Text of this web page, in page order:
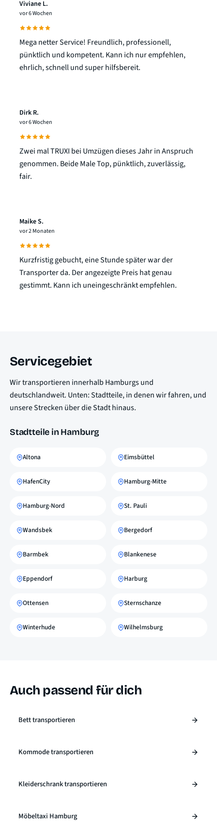
Viviane L.
vor 6 Wochen
Mega netter Service! Freundlich, professionell,
pünktlich und kompetent. Kann ich nur empfehlen,
ehrlich, schnell und super hilfsbereit.
Dirk R.
vor 6 Wochen
Zwei mal TRUXI bei Umzügen dieses Jahr in Anspruch
genommen. Beide Male Top, pünktlich, zuverlässig,
fair.
Maike S.
vor 2 Monaten
Kurzfristig gebucht, eine Stunde später war der
Transporter da. Der angezeigte Preis hat genau
gestimmt. Kann ich uneingeschränkt empfehlen.
Servicegebiet
Wir transportieren innerhalb Hamburgs und
deutschlandweit. Unten: Stadtteile, in denen wir fahren, und
unsere Strecken über die Stadt hinaus.
Stadtteile in Hamburg
Altona Eimsbüttel
HafenCity Hamburg-Mitte
Hamburg-Nord St. Pauli
Wandsbek Bergedorf
Barmbek Blankenese
Eppendorf Harburg
Ottensen Sternschanze
Winterhude Wilhelmsburg
Auch passend für dich
Bett transportieren
Kommode transportieren
Kleiderschrank transportieren
Möbeltaxi Hamburg